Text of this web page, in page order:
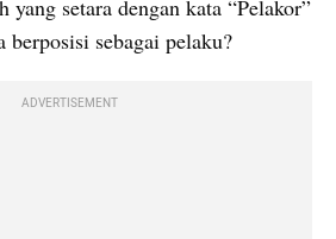
setara dengan kata “Pelakor”
sebagai pelaku?
ADVERTISEMENT